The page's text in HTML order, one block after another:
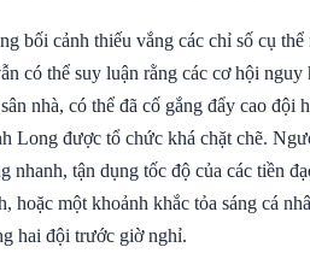
bối cảnh thiếu vắng các chỉ số cụ
có thể suy luận rằng các cơ hội
nhà, có thể đã cố gắng đẩy cao
Long được tổ chức khá chặt chẽ.
nhanh, tận dụng tốc độ của các tiền
hoặc một khoảnh khắc tỏa sáng cá
hai đội trước giờ nghỉ.